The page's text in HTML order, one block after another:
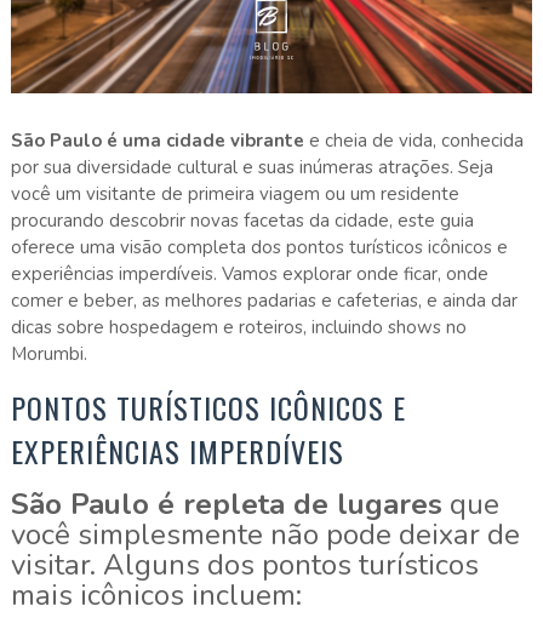
São Paulo é uma cidade vibrante e cheia de vida, conhecida
por sua diversidade cultural e suas inúmeras atrações. Seja
você um visitante de primeira viagem ou um residente
procurando descobrir novas facetas da cidade, este guia
oferece uma visão completa dos pontos turísticos icônicos e
experiências imperdíveis. Vamos explorar onde ficar, onde
comer e beber, as melhores padarias e cafeterias, e ainda dar
dicas sobre hospedagem e roteiros, incluindo shows no
Morumbi.
PONTOS TURÍSTICOS ICÔNICOS E
EXPERIÊNCIAS IMPERDÍVEIS
São Paulo é repleta de lugares que
você simplesmente não pode deixar de
visitar. Alguns dos pontos turísticos
mais icônicos incluem: